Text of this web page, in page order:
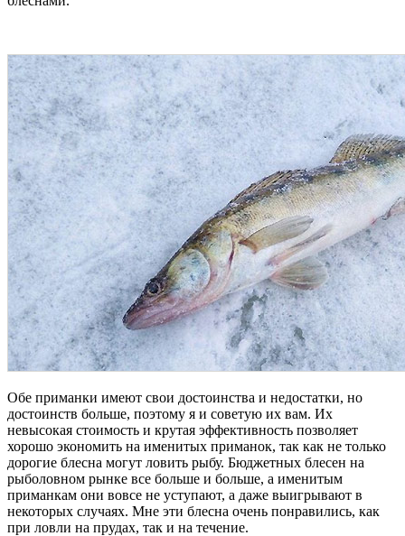
Обе приманки имеют свои достоинства и недостатки, но
достоинств больше, поэтому я и советую их вам. Их
невысокая стоимость и крутая эффективность позволяет
хорошо экономить на именитых приманок, так как не только
дорогие блесна могут ловить рыбу. Бюджетных блесен на
рыболовном рынке все больше и больше, а именитым
приманкам они вовсе не уступают, а даже выигрывают в
некоторых случаях. Мне эти блесна очень понравились, как
при ловли на прудах, так и на течение.